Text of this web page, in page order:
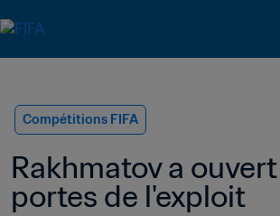
Compétitions FIFA
Rakhmatov a
portes de l'exploit